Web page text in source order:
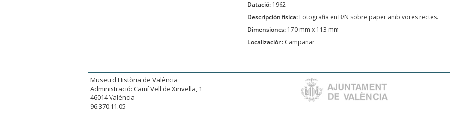
Datació: 1962
Descripción física: Fotografia en B/N sobre paper amb vores rectes.
Dimensiones: 170 mm x 113 mm
Localización: Campanar
Museu d'Història de València
Administració: Camí Vell de Xirivella, 1
46014 València
96.370.11.05